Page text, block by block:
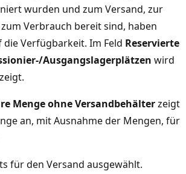
wurden und zum Versand, zur
Verbrauch bereit sind, haben
die Verfügbarkeit. Im Feld Reservierte
Ausgangslagerplätzen wird
Menge ohne Versandbehälterzeigt
an, mit Ausnahme der Mengen, für
für den Versand ausgewählt.